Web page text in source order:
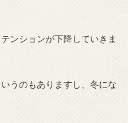
ンションが下降していきま
うのもありますし、冬にな